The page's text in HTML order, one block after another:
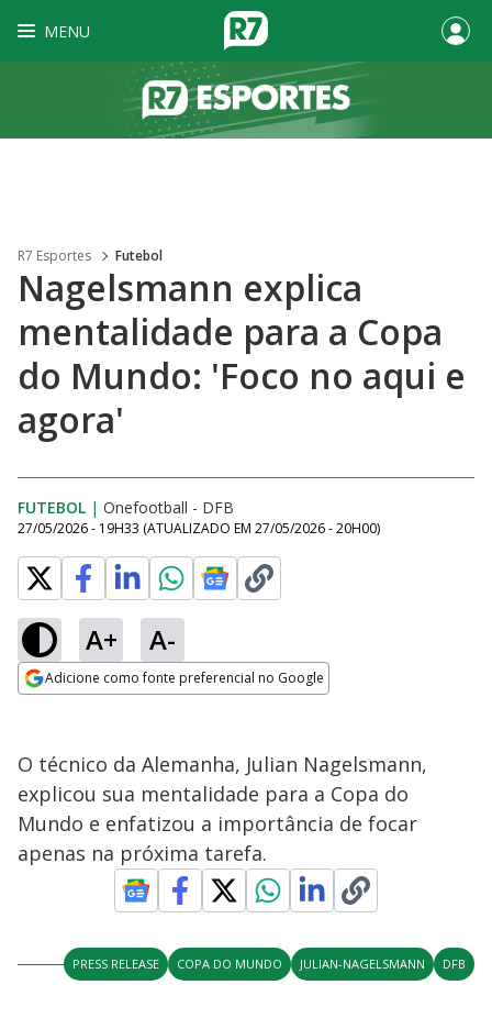
MENU
R7 Esportes Futebol
Nagelsmann explica
mentalidade para a Copa
do Mundo: 'Foco no aqui e
agora'
FUTEBOL | Onefootball - DFB
27/05/2026 - 19H33 (ATUALIZADO EM 27/05/2026 - 20H00)
A+ A-
Adicione como fonte preferencial no Google
O técnico da Alemanha, Julian Nagelsmann,
explicou sua mentalidade para a Copa do
Mundo e enfatizou a importância de focar
apenas na próxima tarefa.
PRESS RELEASE COPA DO MUNDO JULIAN-NAGELSMANN DFB